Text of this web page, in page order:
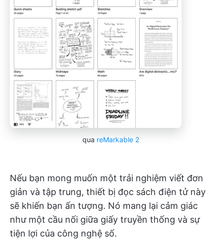
qua reMarkable 2
Nếu bạn mong muốn một trải nghiệm viết đơn
giản và tập trung, thiết bị đọc sách điện tử này
sẽ khiến bạn ấn tượng. Nó mang lại cảm giác
như một cầu nối giữa giấy truyền thống và sự
tiện lợi của công nghệ số.